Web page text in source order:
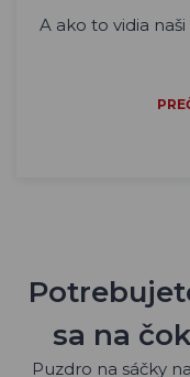
A ako to vidia
sa na
Puzdro na sáčky